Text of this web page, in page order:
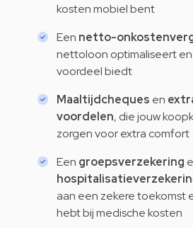
kosten mobiel bent
Een netto-
nettoloon optimaliseert
voordeel biedt
Maaltijdcheques en
voordelen, die jouw
zorgen voor extra comfort
Een groepsverzekering
aan een zekere toekomst
hebt bij medische kosten